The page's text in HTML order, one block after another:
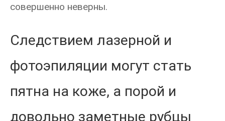
совершенно неверны.
Следствием лазерной и
фотоэпиляции могут стать
пятна на коже, а порой и
довольно заметные рубцы